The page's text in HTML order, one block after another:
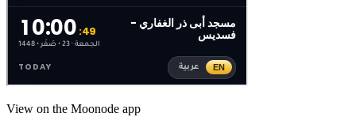
View on the Moonode app